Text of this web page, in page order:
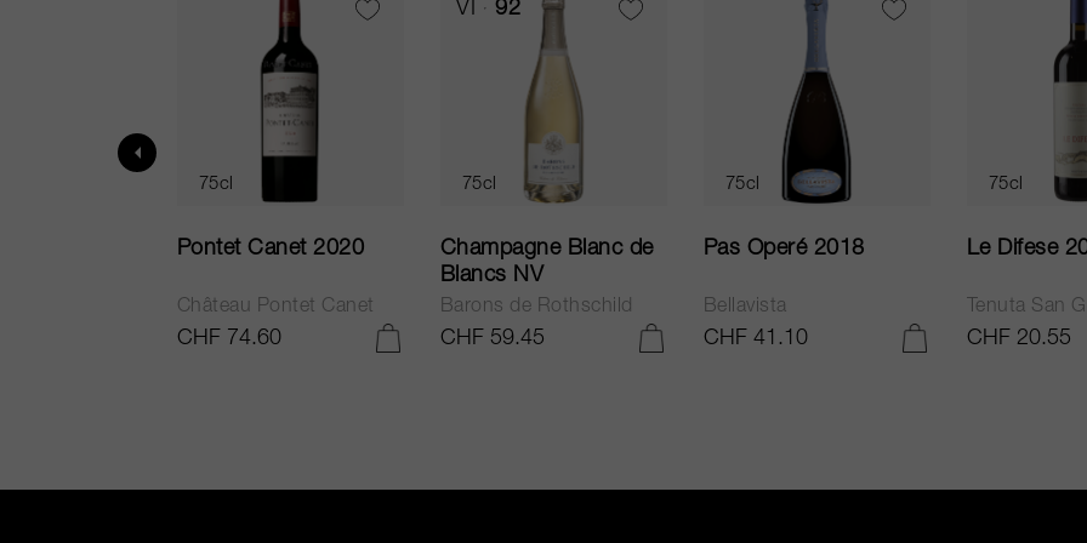
75cl
Pontet Canet 2020
Château Pontet Canet
CHF 74.60
VI 92
75cl
Champagne Blanc de
Blancs NV
Barons de Rothschild
CHF 59.45
75cl
Pas Operé 2018
Bellavista
CHF 41.10
75cl
Le Difese
Tenuta San
CHF 20.55